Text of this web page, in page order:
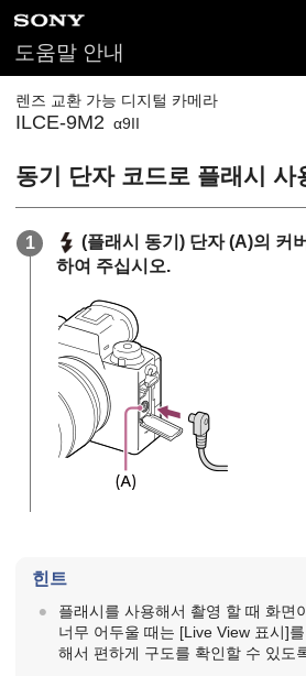
도움말 안내
렌즈 교환 가능 디지털 카메라
ILCE-9M2 α9II
동기 단자 코드로 플래시 사
(플래시 동기) 단자(A)의 커
하여 주십시오.
힌트
플래시를 사용해서 촬영 할 때 화면
너무 어두울 때는 [Live View 표시]를
해서 편하게 구도를 확인할 수 있도